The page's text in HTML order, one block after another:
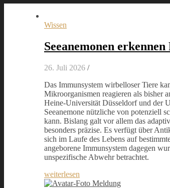
Wissen
Seeanemonen
26. Juli 2026 /
Das Immunsystem wirbelloser Tiere
Mikroorganismen reagieren als bisher
Heine-Universität Düsseldorf und der
Seeanemone nützliche von potenziell
kann. Bislang galt vor allem das
besonders präzise. Es verfügt über
sich im Laufe des Lebens auf
angeborene Immunsystem dagegen
unspezifische Abwehr betrachtet.
weiterlesen
Meldung